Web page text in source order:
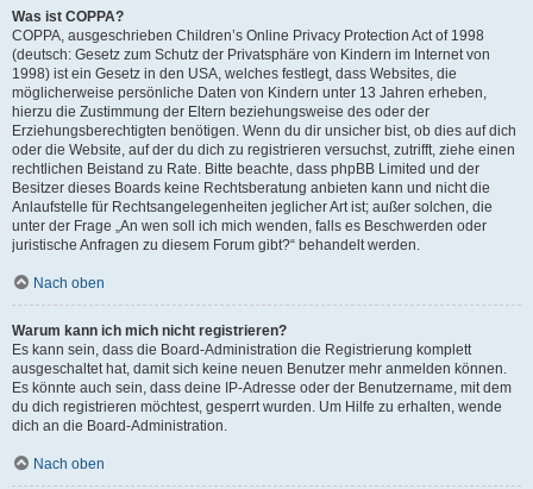
Was ist COPPA?
COPPA, ausgeschrieben Children’s Online Privacy Protection Act of 1998
(deutsch: Gesetz zum Schutz der Privatsphäre von Kindern im Internet von
1998) ist ein Gesetz in den USA, welches festlegt, dass Websites, die
möglicherweise persönliche Daten von Kindern unter 13 Jahren erheben,
hierzu die Zustimmung der Eltern beziehungsweise des oder der
Erziehungsberechtigten benötigen. Wenn du dir unsicher bist, ob dies auf dich
oder die Website, auf der du dich zu registrieren versuchst, zutrifft, ziehe einen
rechtlichen Beistand zu Rate. Bitte beachte, dass phpBB Limited und der
Besitzer dieses Boards keine Rechtsberatung anbieten kann und nicht die
Anlaufstelle für Rechtsangelegenheiten jeglicher Art ist; außer solchen, die
unter der Frage „An wen soll ich mich wenden, falls es Beschwerden oder
juristische Anfragen zu diesem Forum gibt?“ behandelt werden.
Nach oben
Warum kann ich mich nicht registrieren?
Es kann sein, dass die Board-Administration die Registrierung komplett
ausgeschaltet hat, damit sich keine neuen Benutzer mehr anmelden können.
Es könnte auch sein, dass deine IP-Adresse oder der Benutzername, mit dem
du dich registrieren möchtest, gesperrt wurden. Um Hilfe zu erhalten, wende
dich an die Board-Administration.
Nach oben